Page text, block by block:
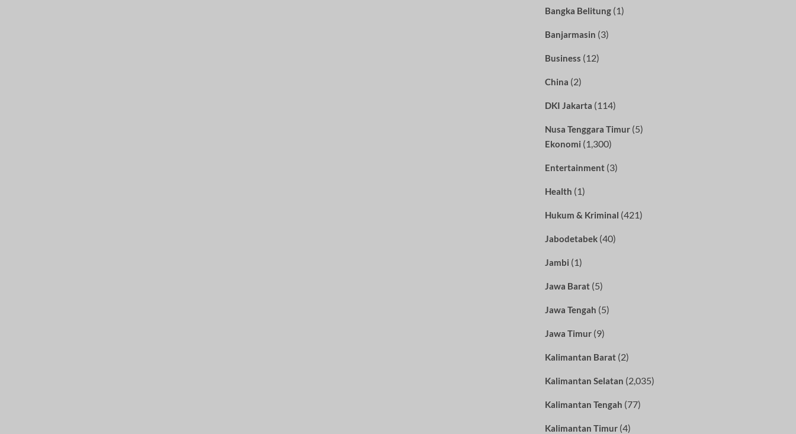
Bangka Belitung(1)
Banjarmasin (3)
Business (12)
China (2)
DKI Jakarta (114)
Nusa Tenggara Timur(5)
Ekonomi (1,300)
Entertainment(3)
Health (1)
Hukum & Kriminal (421)
Jabodetabek(40)
Jambi (1)
Jawa Barat(5)
Jawa Tengah (5)
Jawa Timur(9)
Kalimantan Barat(2)
Kalimantan Selatan (2,035)
Kalimantan Tengah (77)
Kalimantan Timur(4)